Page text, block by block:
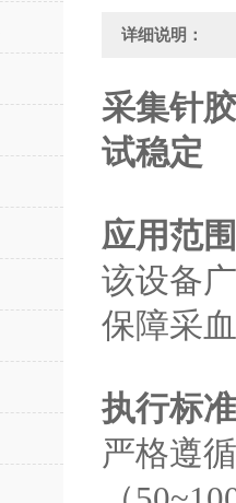
详细说明：
采集针
试稳定
应用范围
该设备
保障采
执行标
严格遵